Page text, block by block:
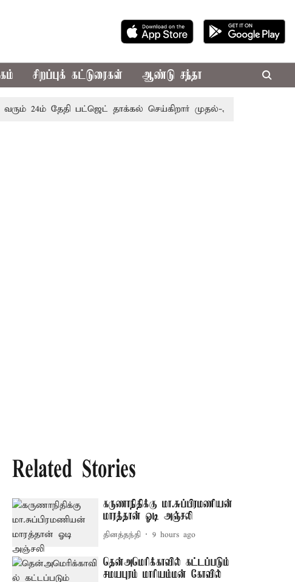
சிறப்புக் கட்டுரைகள் ஆண்டு சந்தா
24ம் தேதி பட்ஜெட் தாக்கல் செய்கிறார் முதல்-அமைச்சர் ரங்கசாமி
Related Stories
கருணாநிதிக்கு மா.சுப்பிரமணியன்
மாரத்தான் ஓடி அஞ்சலி
தினத்தந்தி 9 hours ago
தென்அமெரிக்காவில் கட்டப்படும்
சமயபுரம் மாரியம்மன் கோவில்